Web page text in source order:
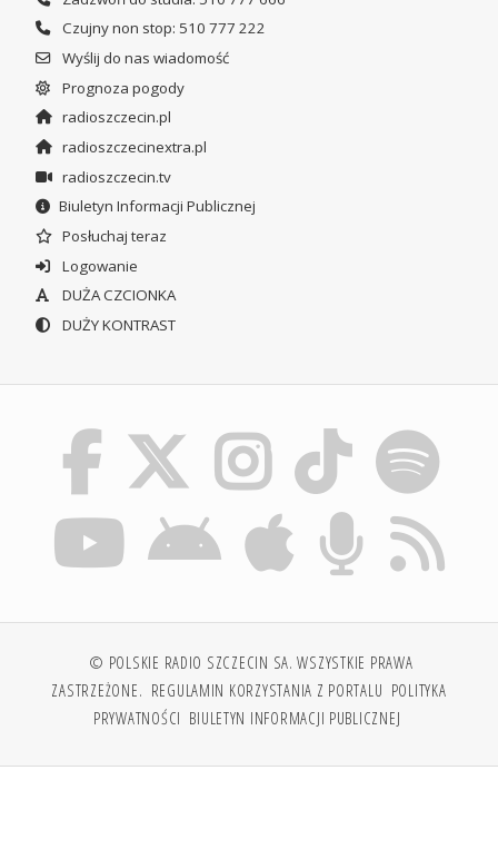
Czujny non stop: 510 777 222
Wyślij do nas wiadomość
Prognoza pogody
radioszczecin.pl
radioszczecinextra.pl
radioszczecin.tv
Biuletyn Informacji Publicznej
Posłuchaj teraz
Logowanie
DUŻA CZCIONKA
DUŻY KONTRAST
© POLSKIE RADIO SZCZECIN SA. WSZYSTKIE PRAWA
ZASTRZEŻONE. REGULAMIN KORZYSTANIA Z PORTALU POLITYKA
PRYWATNOŚCI BIULETYN INFORMACJI PUBLICZNEJ